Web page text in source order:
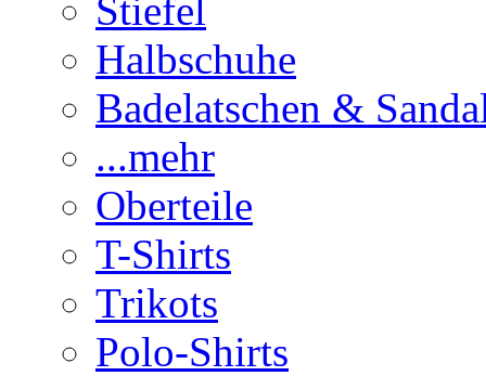
Stiefel
Halbschuhe
Badelatschen &
...mehr
Oberteile
T-Shirts
Trikots
Polo-Shirts